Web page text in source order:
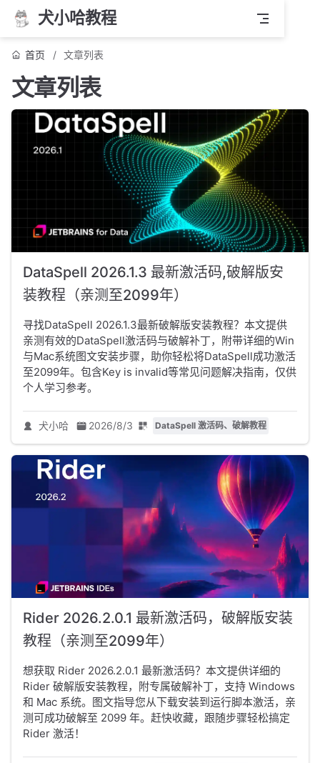
犬小哈教程
首页 文章列表
文章列表
DataSpell 2026.1.3 最新激活码,破解版安
装教程（亲测至2099年）
寻找DataSpell 2026.1.3最新破解版安装教程？本文提供
亲测有效的DataSpell激活码与破解补丁，附带详细的Win
与Mac系统图文安装步骤，助你轻松将DataSpell成功激活
至2099年。包含Key is invalid等常见问题解决指南，仅供
个人学习参考。
犬小哈 2026/8/3 DataSpell 激活码、破解教程
Rider 2026.2.0.1 最新激活码，破解版安装
教程（亲测至2099年）
想获取 Rider 2026.2.0.1 最新激活码？本文提供详细的
Rider 破解版安装教程，附专属破解补丁，支持 Windows
和 Mac 系统。图文指导您从下载安装到运行脚本激活，亲
测可成功破解至 2099 年。赶快收藏，跟随步骤轻松搞定
Rider 激活！